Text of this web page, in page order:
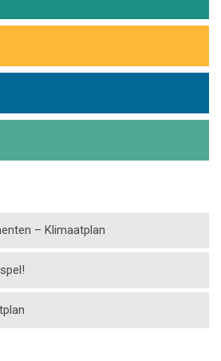
– Klimaatplan